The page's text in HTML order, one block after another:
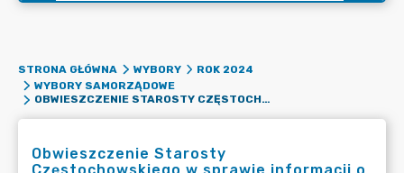
STRONA GŁÓWNA WYBORY
ROK 2024
WYBORY SAMORZĄDOWE
OBWIESZCZENIE STAROSTY CZĘSTOCHOWSKIEGO W SPRAWIE INFORMACJI O OKRĘGACH WYBORCZYCH, ICH GRANICACH I NUMERACH, LICZBIE RADNYCH WYBIERANYCH W KAŻDYM OKRĘGU WYBORCZYM ORAZ SIEDZIBIE POWIATOWEJ KOMISJI WYBORCZEJ W CZĘSTOCHOWIE W WYBORACH ORGANÓW JEDNOSTEK SAMORZĄDU TERYTORIALNEGO ZARZĄDZONYCH NA DZIEŃ 7 KWIETNIA 2024 R.
Obwieszczenie Starosty